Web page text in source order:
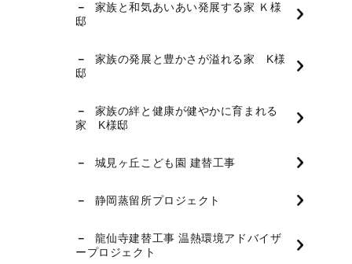
家族と和気あいあい発展する家 Ｋ様
邸
家族の発展と豊かさが溢れる家 K様
邸
家族の絆と健康が健やかに育まれる
家 K様邸
城見ヶ丘こども園 建替工事
静岡蒸留所プロジェクト
龍仙寺建替工事 温熱環境アドバイザ
ープロジェクト